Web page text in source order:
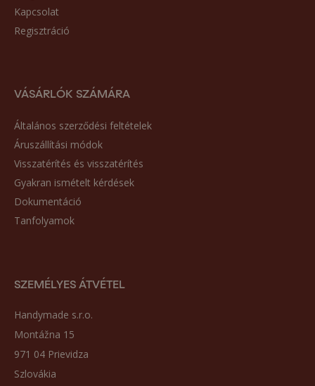
Kapcsolat
Regisztráció
VÁSÁRLÓK SZÁMÁRA
Általános szerződési feltételek
Áruszállítási módok
Visszatérítés és visszatérítés
Gyakran ismételt kérdések
Dokumentáció
Tanfolyamok
SZEMÉLYES ÁTVÉTEL
Handymade s.r.o.
Montážna 15
971 04 Prievidza
Szlovákia